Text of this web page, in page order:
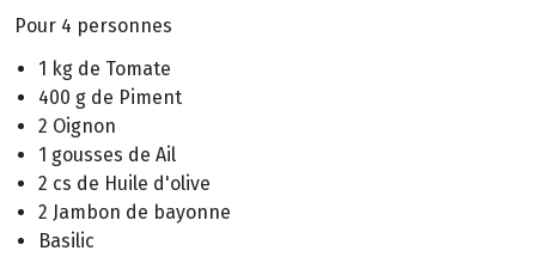
Pour 4 personnes
1 kg de Tomate
400 g de Piment
2 Oignon
1 gousses de Ail
2 cs de Huile d'olive
2 Jambon de bayonne
Basilic